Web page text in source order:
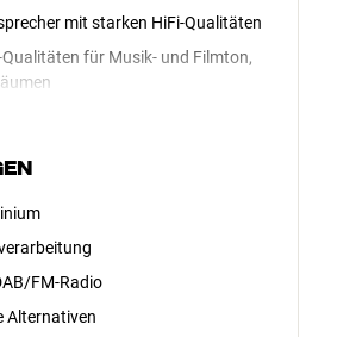
mit starken HiFi-Qualitäten
für Musik- und Filmton,
FM-Radio
Alternativen